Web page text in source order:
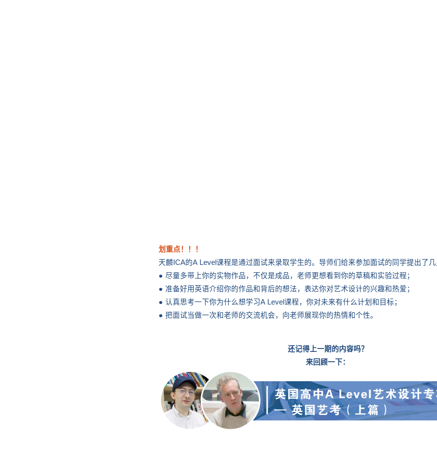
划重点！！！
天麟ICA的A Level课程是通过面试来录取学生的。导师们给来参加面试的同学提出了
● 尽量多带上你的实物作品，不仅是成品，老师更想看到你的草稿和实验过程；
● 准备好用英语介绍你的作品和背后的想法，表达你对艺术设计的兴趣和热爱；
● 认真思考一下你为什么想学习A Level课程，你对未来有什么计划和目标；
● 把面试当做一次和老师的交流机会，向老师展现你的热情和个性。
还记得上一期的内容吗？
来回顾一下：